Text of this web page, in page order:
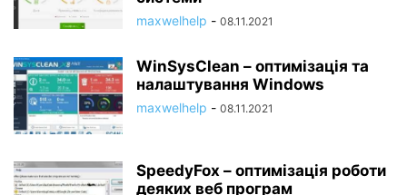
maxwelhelp - 08.11.2021
WinSysClean – оптимізація та
налаштування Windows
maxwelhelp - 08.11.2021
SpeedyFox – оптимізація роботи
деяких веб програм